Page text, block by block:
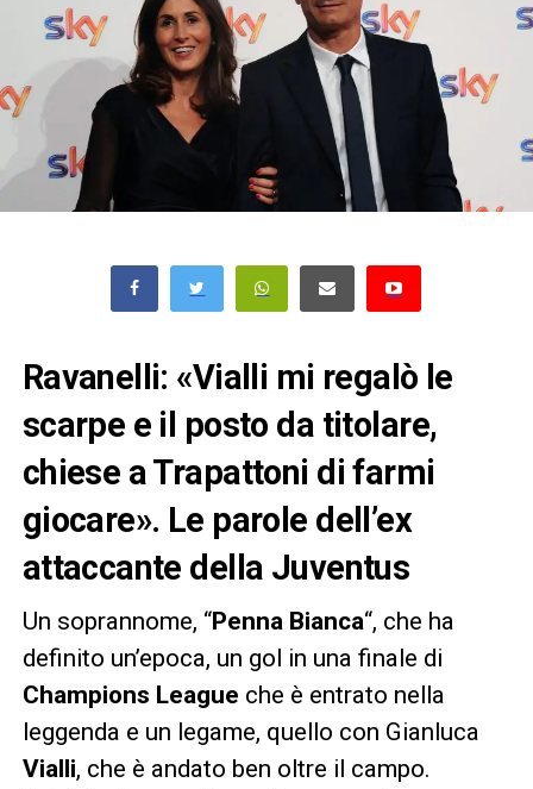
Ravanelli: «Vialli mi regalò le
scarpe e il posto da titolare,
chiese a Trapattoni di farmi
giocare». Le parole dell’ex
attaccante della Juventus
Un soprannome, “Penna Bianca“, che ha
definito un’epoca, un gol in una finale di
Champions League che è entrato nella
leggenda e un legame, quello con Gianluca
Vialli, che è andato ben oltre il campo.